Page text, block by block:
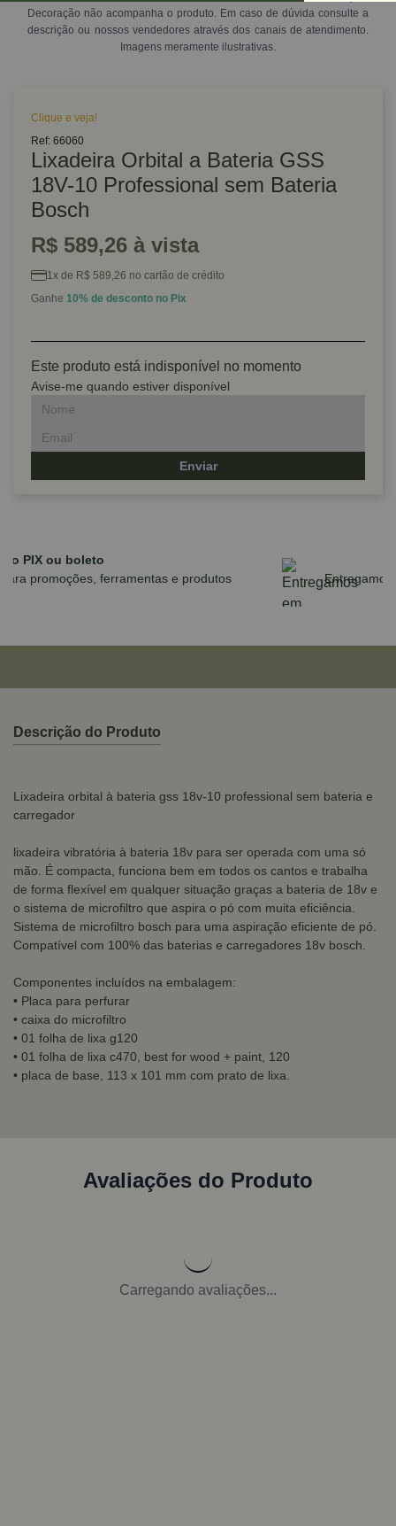
Decoração não acompanha o produto. Em caso de dúvida consulte a
descrição ou nossos vendedores através dos canais de atendimento.
Imagens meramente ilustrativas.
Clique e veja!
Ref: 66060
Lixadeira Orbital a Bateria GSS
18V-10 Professional sem Bateria
Bosch
R$ 589,26 à vista
1x de R$ 589,26 no cartão de crédito
Ganhe 10% de desconto no Pix
Este produto está indisponível no momento
Avise-me quando estiver disponível
Enviar
Parcele em até 10x sem juros no cartão
para compras acima de R$590,00
Descrição do Produto
Lixadeira orbital à bateria gss 18v-10 professional sem bateria e
carregador
lixadeira vibratória à bateria 18v para ser operada com uma só
mão. É compacta, funciona bem em todos os cantos e trabalha
de forma flexível em qualquer situação graças a bateria de 18v e
o sistema de microfiltro que aspira o pó com muita eficiência.
Sistema de microfiltro bosch para uma aspiração eficiente de pó.
Compatível com 100% das baterias e carregadores 18v bosch.
Componentes incluídos na embalagem:
• Placa para perfurar
• caixa do microfiltro
• 01 folha de lixa g120
• 01 folha de lixa c470, best for wood + paint, 120
• placa de base, 113 x 101 mm com prato de lixa.
Avaliações do Produto
Carregando avaliações...